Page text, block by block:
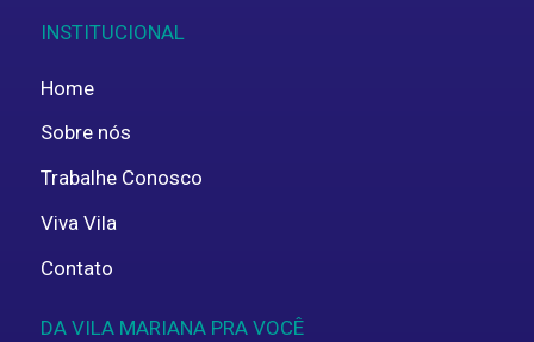
INSTITUCIONAL
Home
Sobre nós
Trabalhe Conosco
Viva Vila
Contato
DA VILA MARIANA PRA VOCÊ